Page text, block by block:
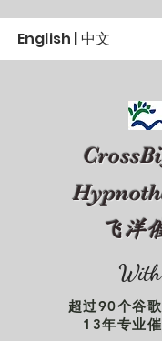
飞洋
超过90个谷
13年专业
English | 中文